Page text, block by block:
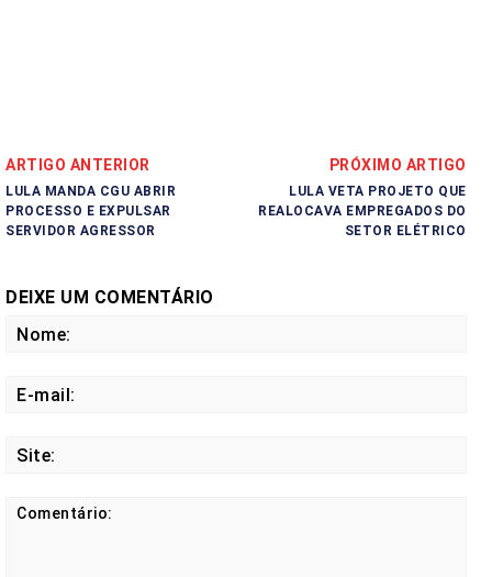
ARTIGO ANTERIOR
LULA MANDA CGU ABRIR
PROCESSO E EXPULSAR
SERVIDOR AGRESSOR
PRÓXIMO ARTIGO
LULA VETA PROJETO QUE
REALOCAVA EMPREGADOS DO
SETOR ELÉTRICO
DEIXE UM COMENTÁRIO